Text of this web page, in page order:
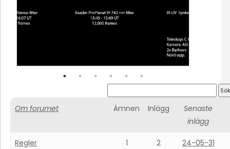
Om forumet Ämnen Inlägg
Senaste
inlägg
Regler 1 2
24-05-31